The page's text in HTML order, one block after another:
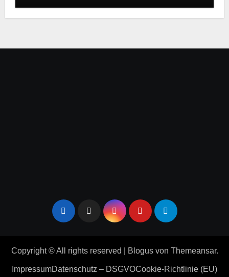
Copyright © All rights reserved Blogusvon Themeansar.
ImpressumDatenschutz – DSGVOCookie-Richtlinie (EU)